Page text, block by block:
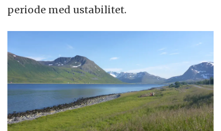
periode med ustabilitet.